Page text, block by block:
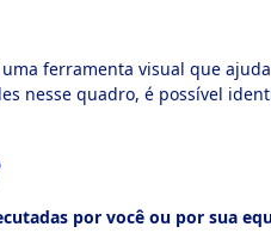
ferramenta visual que
nesse quadro, é possível
por você ou por sua